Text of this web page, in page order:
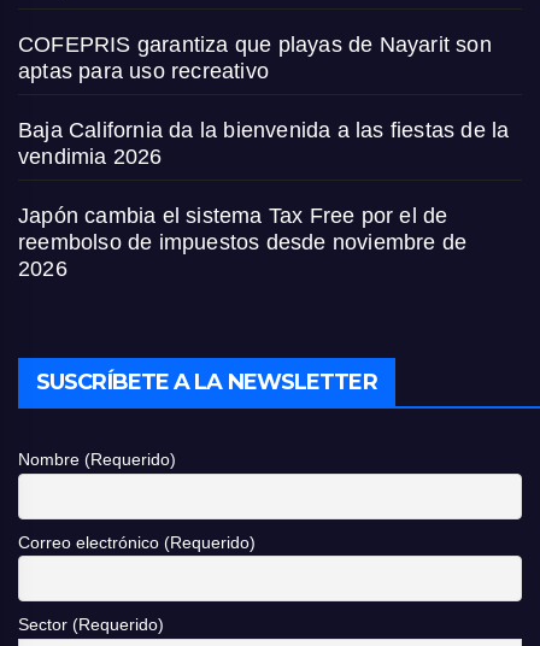
COFEPRIS garantiza que playas de Nayarit son
aptas para uso recreativo
Baja California da la bienvenida a las fiestas de la
vendimia 2026
Japón cambia el sistema Tax Free por el de
reembolso de impuestos desde noviembre de
2026
SUSCRÍBETE A LA NEWSLETTER
Nombre (Requerido)
Correo electrónico (Requerido)
Sector (Requerido)